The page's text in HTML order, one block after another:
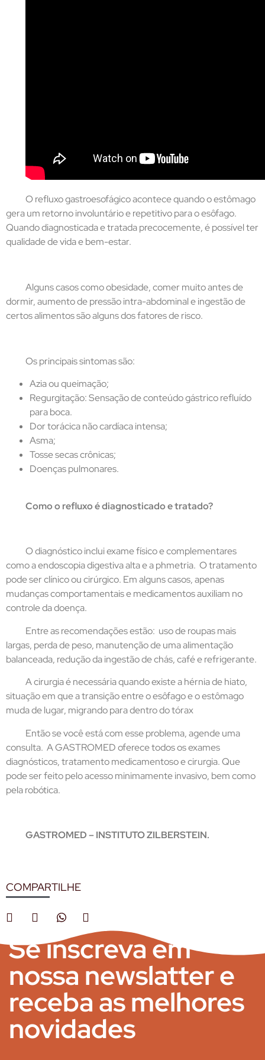
O refluxo gastroesofágico acontece quando o estômago
gera um retorno involuntário e repetitivo para o esôfago.
Quando diagnosticada e tratada precocemente, é possível ter
qualidade de vida e bem-estar.
Alguns casos como obesidade, comer muito antes de
dormir, aumento de pressão intra-abdominal e ingestão de
certos alimentos são alguns dos fatores de risco.
Os principais sintomas são:
Azia ou queimação;
Regurgitação: Sensação de conteúdo gástrico refluído
para boca.
Dor torácica não cardíaca intensa;
Asma;
Tosse secas crônicas;
Doenças pulmonares.
Como o refluxo é diagnosticado e tratado?
O diagnóstico inclui exame físico e complementares
comoa endoscopia digestiva alta e a phmetria. O tratamento
pode ser clínico ou cirúrgico. Em alguns casos, apenas
mudanças comportamentais e medicamentos auxiliam no
controle da doença.
Entre as recomendações estão: uso de roupas mais
largas, perda de peso, manutenção de uma alimentação
balanceada, redução da ingestão de chás, café e refrigerante.
A cirurgia é necessária quando existe a hérnia de hiato,
situação em que a transição entre o esôfago e o estômago
muda de lugar, migrando para dentro do tórax
Então se você está com esse problema, agende uma
consulta. A GASTROMED oferece todos os exames
diagnósticos, tratamento medicamentoso e cirurgia. Que
pode ser feito pelo acesso minimamente invasivo, bem como
pela robótica.
GASTROMED – INSTITUTO ZILBERSTEIN.
COMPARTILHE
Se inscreva em
nossa newslatter e
receba as melhores
novidades